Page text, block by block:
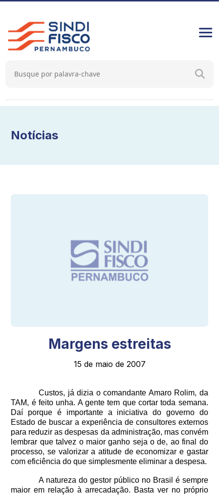
Notícias
Margens estreitas
15 de maio de 2007
Custos, já dizia o comandante Amaro Rolim, da
TAM, é feito unha. A gente tem que cortar toda semana.
Daí porque é importante a iniciativa do governo do
Estado de buscar a experiência de consultores externos
para reduzir as despesas da administração, mas convém
lembrar que talvez o maior ganho seja o de, ao final do
processo, se valorizar a atitude de economizar e gastar
com eficiência do que simplesmente eliminar a despesa.
A natureza do gestor público no Brasil é sempre
maior em relação à arrecadação. Basta ver no próprio